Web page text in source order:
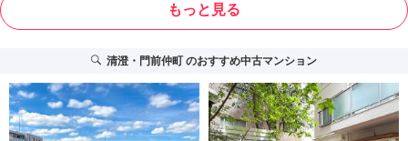
もっと見る
清澄・門前仲町のおすすめ中古マンション